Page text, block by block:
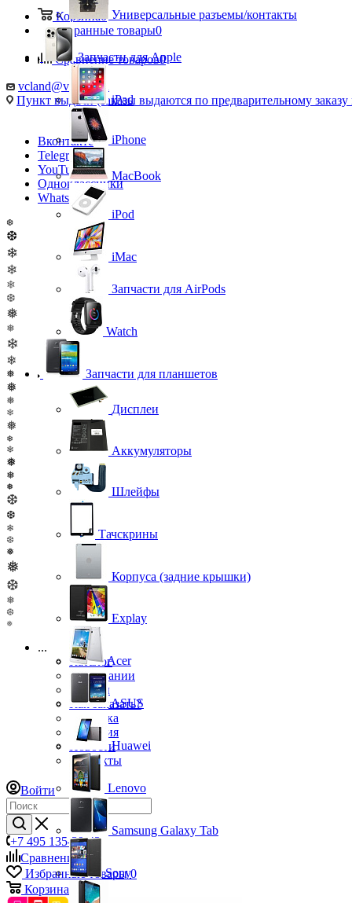
Корзина0
Избранные товары0
Сравнение товаров0
vcland@vcland.ru
Пункт выдачи (заказы выдаются по предварительному заказу
Вконтакте
Telegram
YouTube
Одноклассники
WhatsApp
❆
❆
❄
❄
❄
❆
❅
❅
❄
❄
❅
❅
❅
❄
❅
❄
❄
❅
❅
❅
❆
❆
❄
❆
❅
❅
❆
❅
❆
❅
...
Каталог
О компании
Бренды
Как заказать?
Доставка
Гарантия
Новости
Контакты
Войти
+7 495 135-39-43
Сравнение0
Избранные товары 0
Корзина
Универсальные разъемы/контакты
Запчасти для Apple
iPad
iPhone
MacBook
iPod
iMac
Запчасти для AirPods
Watch
Запчасти для планшетов
Дисплеи
Аккумуляторы
Шлейфы
Тачскрины
Корпуса (задние крышки)
Explay
Acer
ASUS
Huawei
Lenovo
Samsung Galaxy Tab
Sony